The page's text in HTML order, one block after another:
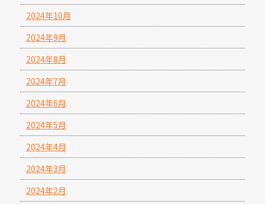
2024年10月
2024年9月
2024年8月
2024年7月
2024年6月
2024年5月
2024年4月
2024年3月
2024年2月